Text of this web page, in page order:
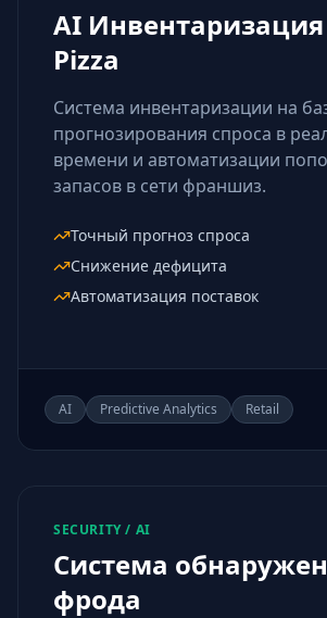
AI Инвентаризация
Pizza
Система инвентаризации на
прогнозирования спроса в
времени и автоматизации
запасов в сети франшиз.
Точный прогноз спроса
Снижение дефицита
Автоматизация поставок
AI Predictive Analytics Retail
SECURITY / AI
Система
фрода